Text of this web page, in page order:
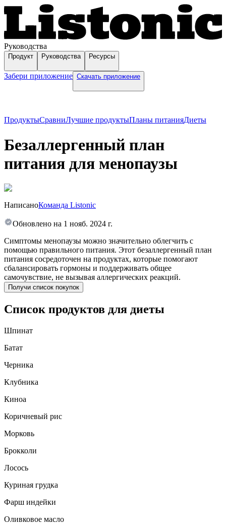
Руководства
Продукт Руководства Ресурсы
Забери приложение Скачать приложение
ПродуктыСравниЛучшие продуктыПланы питанияДиеты
Безаллергенный план
питания для менопаузы
НаписаноКоманда Listonic
Обновлено на 1 нояб. 2024 г.
Симптомы менопаузы можно значительно облегчить с
помощью правильного питания. Этот безаллергенный план
питания сосредоточен на продуктах, которые помогают
сбалансировать гормоны и поддерживать общее
самочувствие, не вызывая аллергических реакций.
Получи список покупок
Список продуктов для диеты
Шпинат
Батат
Черника
Клубника
Киноа
Коричневый рис
Морковь
Брокколи
Лосось
Куриная грудка
Фарш индейки
Оливковое масло